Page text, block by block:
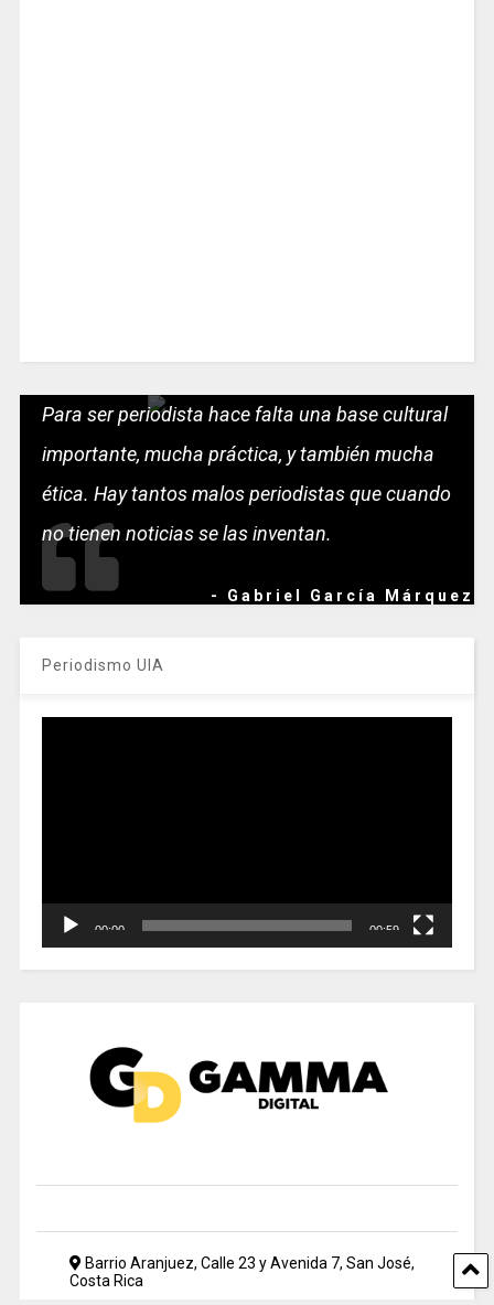
Para ser periodista hace falta una base cultural
importante, mucha práctica, y también mucha
ética. Hay tantos malos periodistas que cuando
no tienen noticias se las inventan.
- Gabriel García Márquez
Periodismo UIA
00:00 00:59
Barrio Aranjuez, Calle 23 y Avenida 7, San José,
Costa Rica